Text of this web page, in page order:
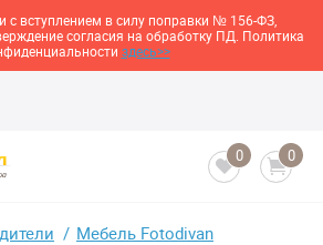
с вступлением в силу поправки № 156-ФЗ,
согласия на обработку ПД. Политика
здесь>>
0 0
Мебель Fotodivan